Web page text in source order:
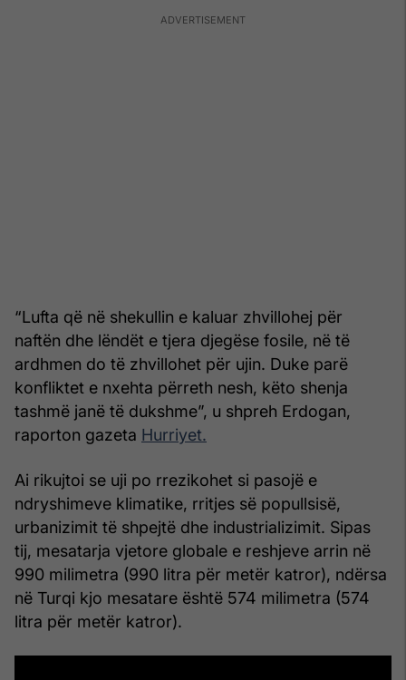
“Lufta që në shekullin e kaluar zhvillohej për
naftën dhe lëndët e tjera djegëse fosile, në të
ardhmen do të zhvillohet për ujin. Duke parë
konfliktet e nxehta përreth nesh, këto shenja
tashmë janë të dukshme”, u shpreh Erdogan,
raporton gazeta Hurriyet.
Ai rikujtoi se uji po rrezikohet si pasojë e
ndryshimeve klimatike, rritjes së popullsisë,
urbanizimit të shpejtë dhe industrializimit. Sipas
tij, mesatarja vjetore globale e reshjeve arrin në
990 milimetra (990 litra për metër katror), ndërsa
në Turqi kjo mesatare është 574 milimetra (574
litra për metër katror).